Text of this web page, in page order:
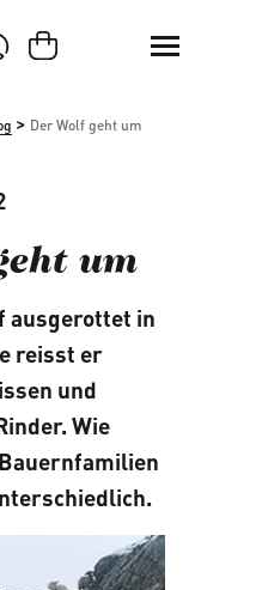
> Der Wolf geht um
um
ausgerottet in
reisst er
und
Wie